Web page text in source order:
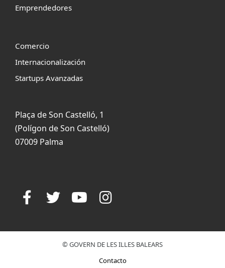
Emprendedores
Comercio
Internacionalización
Startups Avanzadas
Plaça de Son Castelló, 1
(Polígon de Son Castelló)
07009 Palma
© GOVERN DE LES ILLES BALEARS
Contacto